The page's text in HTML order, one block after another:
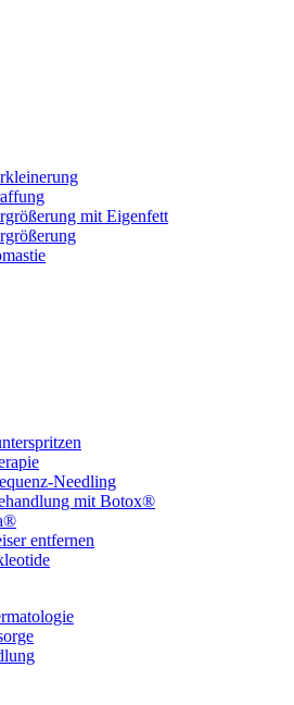
mit Eigenfett
Needling
mit Botox®
entfernen